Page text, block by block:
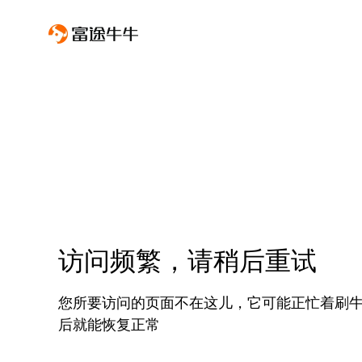
访问频繁，请稍后重试
您所要访问的页面不在这儿，它可能正忙着刷
后就能恢复正常